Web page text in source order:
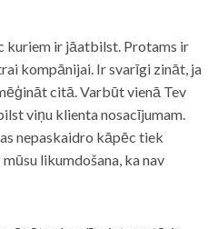
ir jāatbilst. Protams ir
kompānijai. Ir svarīgi zināt, ja
citā. Varbūt vienā Tev
viņu klienta nosacījumam.
nepaskaidro kāpēc tiek
likumdošana, ka nav